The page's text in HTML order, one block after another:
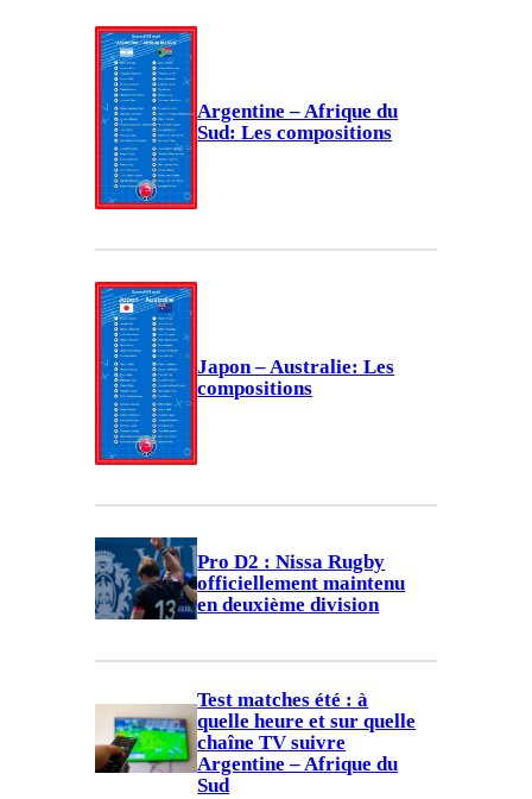
Argentine – Afrique du
Sud: Les compositions
Japon – Australie: Les
compositions
Pro D2 : Nissa Rugby
officiellement maintenu
en deuxième division
Test matches été : à
quelle heure et sur quelle
chaîne TV suivre
Argentine – Afrique du
Sud